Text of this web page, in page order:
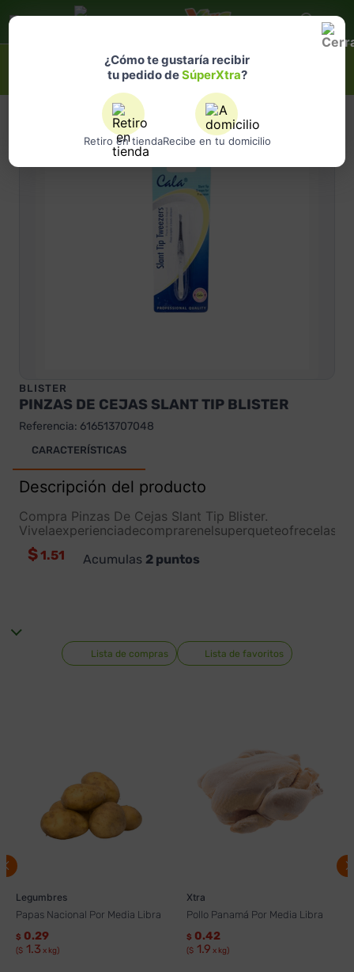
¿Cómo te gustaría recibir
tu pedido deSúperXtra?
Retiro en tiendaRecibe en tu domicilio
¿Qué estás buscando?
BLISTER
PINZAS DE CEJAS SLANT TIP BLISTER
Referencia: 616513707048
CARACTERÍSTICAS
Descripción del producto
Compra Pinzas De Cejas Slant Tip Blister.
$1.51 Acumulas 2puntos
Lista de compras Lista de favoritos
Legumbres
Papas Nacional Por Media Libra
$ 0.29
($ 1.3 x kg)
Xtra
Pollo Panamá Por Media Libra
$ 0.42
($ 1.9 x kg)